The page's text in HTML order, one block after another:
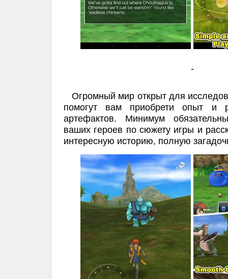
-
Огромный мир открыт для
помогут вам приобрети опыт и
артефактов. Минимум
ваших героев по сюжету игры и
интересную историю, полную